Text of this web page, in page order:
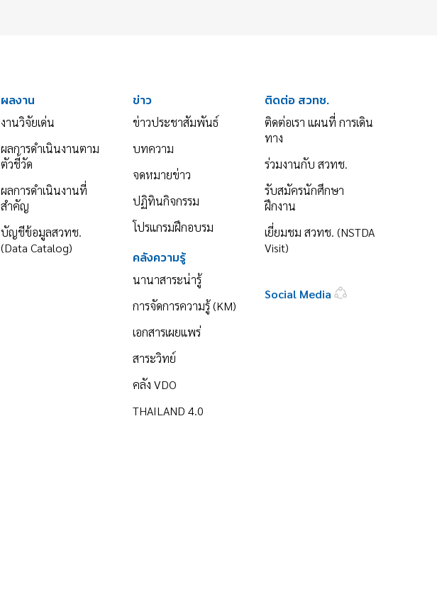
ผลงาน
งานวิจัยเด่น
ผลการดำเนินงานตาม
ตัวชี้วัด
ผลการดำเนินงานที่
สำคัญ
บัญชีข้อมูลสวทช.
(Data Catalog)
ข่าว
ข่าวประชาสัมพันธ์
บทความ
จดหมายข่าว
ปฏิทินกิจกรรม
โปรแกรมฝึกอบรม
คลังความรู้
นานาสาระน่ารู้
การจัดการความรู้ (KM)
เอกสารเผยแพร่
สาระวิทย์
คลัง VDO
THAILAND 4.0
ติดต่อ สวทช.
ติดต่อเรา แผนที่ การเดิน
ทาง
ร่วมงานกับ สวทช.
รับสมัครนักศึกษา
ฝึกงาน
เยี่ยมชม สวทช. (NSTDA
Visit)
Social Media